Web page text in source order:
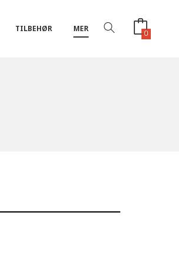
TILBEHØR MER 0